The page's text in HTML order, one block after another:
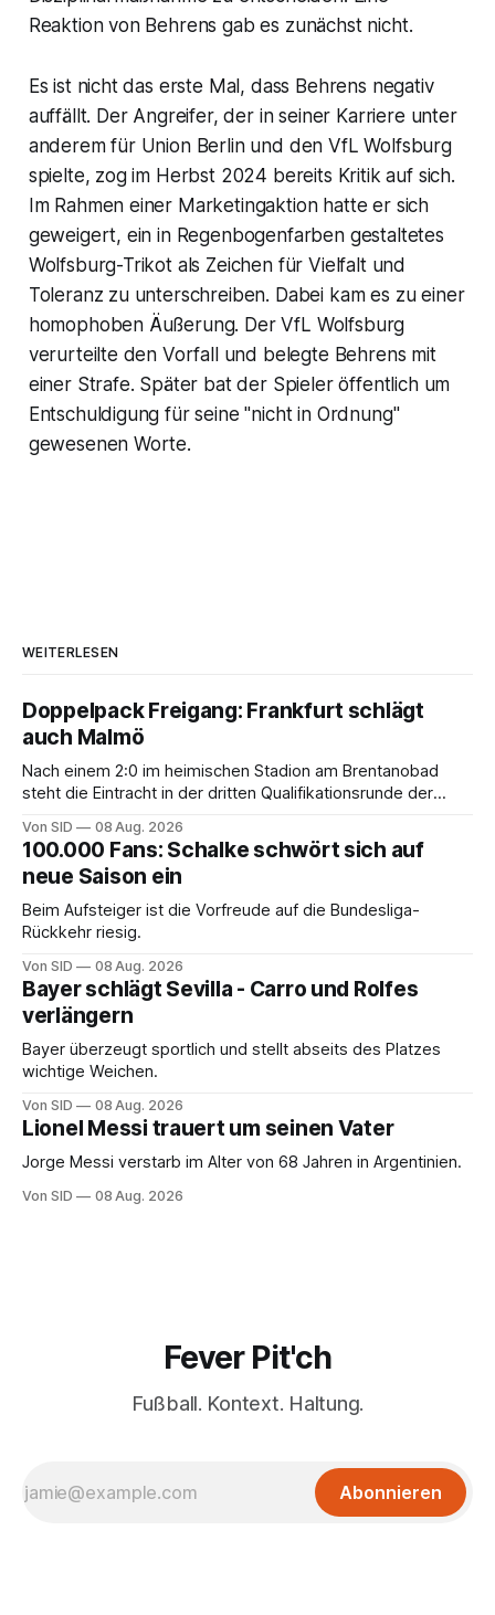
Reaktion von Behrens gab es zunächst nicht.
Es ist nicht das erste Mal, dass Behrens negativ
auffällt. Der Angreifer, der in seiner Karriere unter
anderem für Union Berlin und den VfL Wolfsburg
spielte, zog im Herbst 2024 bereits Kritik auf sich.
Im Rahmen einer Marketingaktion hatte er sich
geweigert, ein in Regenbogenfarben gestaltetes
Wolfsburg-Trikot als Zeichen für Vielfalt und
Toleranz zu unterschreiben. Dabei kam es zu einer
homophoben Äußerung. Der VfL Wolfsburg
verurteilte den Vorfall und belegte Behrens mit
einer Strafe. Später bat der Spieler öffentlich um
Entschuldigung für seine "nicht in Ordnung"
gewesenen Worte.
WEITERLESEN
Doppelpack Freigang: Frankfurt schlägt
auch Malmö
Nach einem 2:0 im heimischen Stadion am Brentanobad
steht die Eintracht in der dritten Qualifikationsrunde der
Von SID 08 Aug. 2026
100.000 Fans: Schalke schwört sich auf
neue Saison ein
Beim Aufsteiger ist die Vorfreude auf die Bundesliga-
Rückkehr riesig.
Von SID 08 Aug. 2026
Bayer schlägt Sevilla - Carro und Rolfes
verlängern
Bayer überzeugt sportlich und stellt abseits des Platzes
wichtige Weichen.
Von SID 08 Aug. 2026
Lionel Messi trauert um seinen Vater
Jorge Messi verstarb im Alter von 68 Jahren in Argentinien.
Von SID 08 Aug. 2026
Fever Pit'ch
Fußball. Kontext. Haltung.
Abonnieren